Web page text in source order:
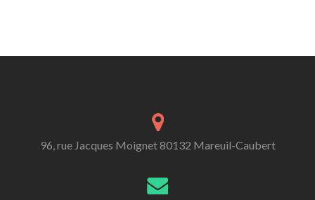
96, rue Jacques Moignet 80132 Mareuil-Caubert